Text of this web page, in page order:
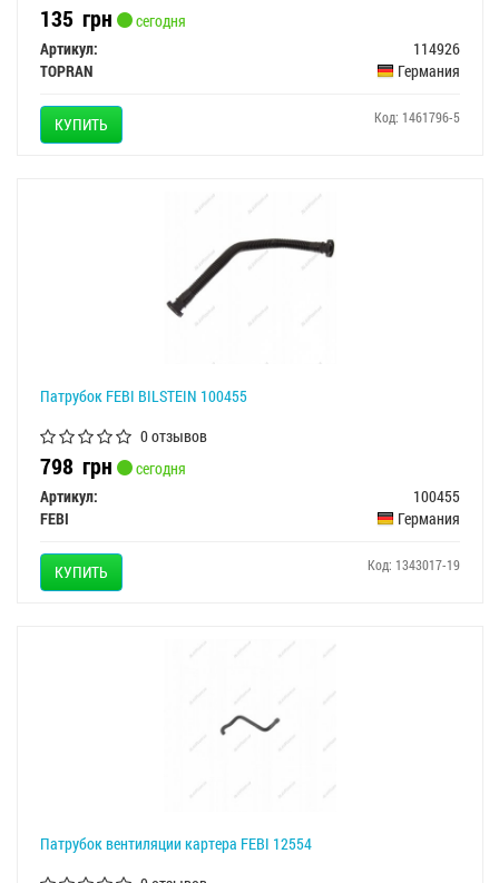
135 грн
сегодня
Артикул:
114926
TOPRAN
Германия
КУПИТЬ Код: 1461796-5
Патрубок FEBI BILSTEIN 100455
0 отзывов
798 грн
сегодня
Артикул:
100455
FEBI
Германия
КУПИТЬ Код: 1343017-19
Патрубок вентиляции картера FEBI 12554